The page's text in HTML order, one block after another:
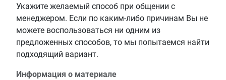
Укажите желаемый способ при общении с
менеджером. Если по каким-либо причинам Вы не
можете воспользоваться ни одним из
предложенных способов, то мы попытаемся найти
подходящий вариант.
Информация о материале